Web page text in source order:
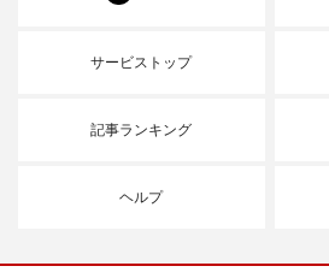
サービストップ
記事ランキング
ヘルプ